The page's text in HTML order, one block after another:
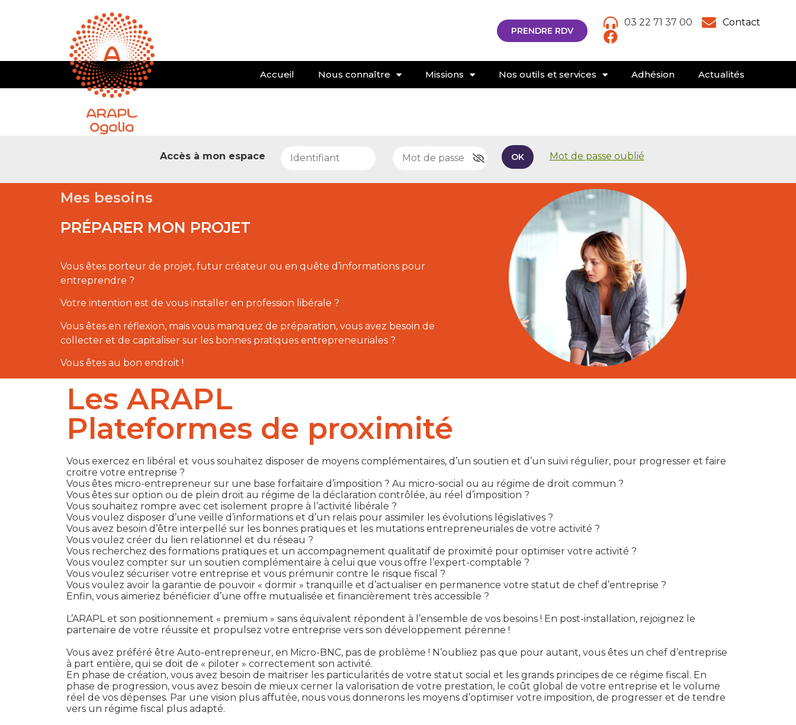
PRENDRE RDV
03 22 71 37 00 Contact
Accueil Nous connaître Missions Nos outils et services Adhésion Actualités
Accès à mon espace OK Mot de passe oublié
Mes besoins
PRÉPARER MON PROJET
Vous êtes porteur de projet, futur créateur ou en quête d’informations pour
entreprendre ?
Votre intention est de vous installer en profession libérale ?
Vous êtes en réflexion, mais vous manquez de préparation, vous avez besoin de
collecter et de capitaliser sur les bonnes pratiques entrepreneuriales ?
Vous êtes au bon endroit !
Les ARAPL
Plateformes de proximité
Vous exercez en libéral et vous souhaitez disposer de moyens complémentaires, d’un soutien et d’un suivi régulier, pour progresser et faire
croitre votre entreprise ?
Vous êtes micro-entrepreneur sur une base forfaitaire d’imposition ? Au micro-social ou au régime de droit commun ?
Vous êtes sur option ou de plein droit au régime de la déclaration contrôlée, au réel d’imposition ?
Vous souhaitez rompre avec cet isolement propre à l’activité libérale ?
Vous voulez disposer d’une veille d’informations et d’un relais pour assimiler les évolutions législatives ?
Vous avez besoin d’être interpellé sur les bonnes pratiques et les mutations entrepreneuriales de votre activité ?
Vous voulez créer du lien relationnel et du réseau ?
Vous recherchez des formations pratiques et un accompagnement qualitatif de proximité pour optimiser votre activité ?
Vous voulez compter sur un soutien complémentaire à celui que vous offre l’expert-comptable ?
Vous voulez sécuriser votre entreprise et vous prémunir contre le risque fiscal ?
Vous voulez avoir la garantie de pouvoir « dormir » tranquille et d’actualiser en permanence votre statut de chef d’entreprise ?
Enfin, vous aimeriez bénéficier d’une offre mutualisée et financièrement très accessible ?
L’ARAPL et son positionnement « premium » sans équivalent répondent à l’ensemble de vos besoins ! En post-installation, rejoignez le
partenaire de votre réussite et propulsez votre entreprise vers son développement pérenne !
Vous avez préféré être Auto-entrepreneur, en Micro-BNC, pas de problème ! N’oubliez pas que pour autant, vous êtes un chef d’entreprise
à part entière, qui se doit de « piloter » correctement son activité.
En phase de création, vous avez besoin de maitriser les particularités de votre statut social et les grands principes de ce régime fiscal. En
phase de progression, vous avez besoin de mieux cerner la valorisation de votre prestation, le coût global de votre entreprise et le volume
réel de vos dépenses. Par une vision plus affutée, nous vous donnerons les moyens d’optimiser votre imposition, de progresser et de tendre
vers un régime fiscal plus adapté.